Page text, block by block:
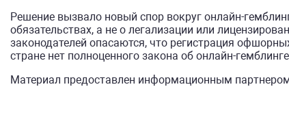
Решение вызвало новый спор вокруг онлайн-
обязательствах, а не о легализации или
законодателей опасаются, что регистрация
стране нет полноценного закона об онлайн-
Материал предоставлен информационным